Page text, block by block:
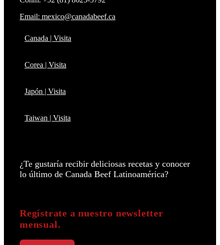
Email: mexico@canadabeef.ca
Canada | Visita
Corea | Visita
Japón | Visita
Taiwan | Visita
¿Te gustaría recibir deliciosas recetas y conocer
lo último de Canada Beef Latinoamérica?
Regístrate a nuestro newsletter
mensual.